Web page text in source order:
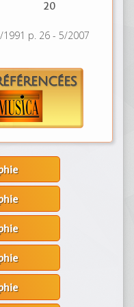
20
1991 p. 26 - 5/2007